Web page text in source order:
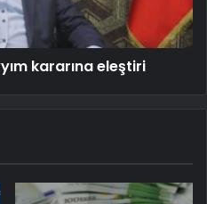
kararına eleştiri